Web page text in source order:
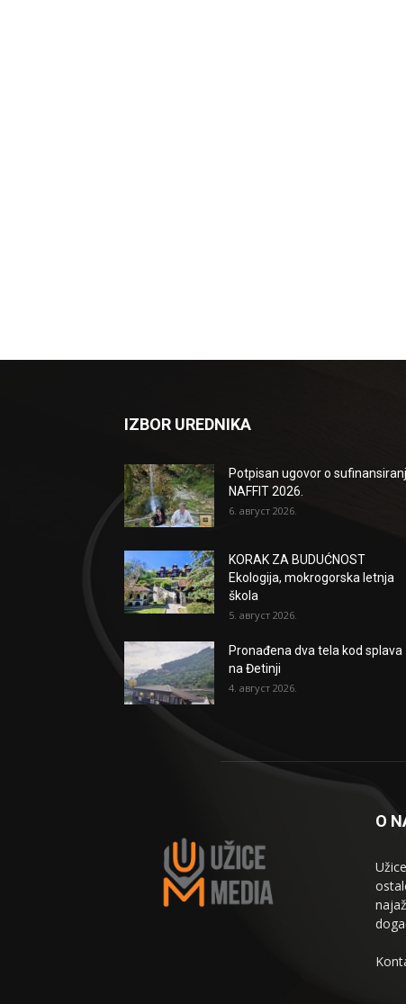
IZBOR UREDNIKA
Potpisan ugovor o
NAFFIT 2026.
6. август 2026.
KORAK ZA BUDUĆNOST
Ekologija, mokrogorska letnja
škola
5. август 2026.
Pronađena dva tela kod splava
na Đetinji
4. август 2026.
O